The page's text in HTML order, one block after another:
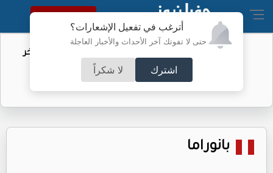
أترغب في تفعيل الإشعارات؟
حتى لا تفوتك آخر الأحداث والأخبار العاجلة
اشترك لا شكراً
النسخة الكاملة
مهاجرو سبتة.. الاتحاد الأوروبي يكشف آخر
التطورات
بانوراما